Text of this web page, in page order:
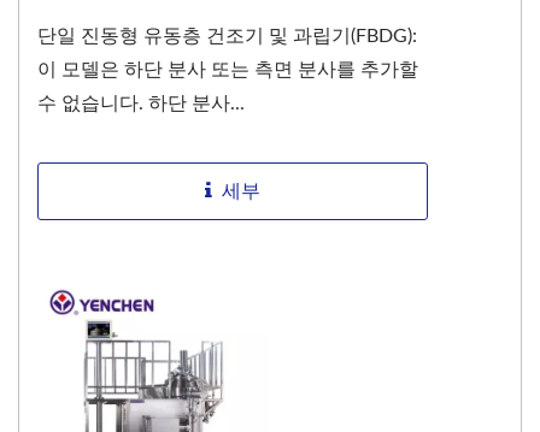
단일 진동형 유동층 건조기 및 과립기(FBDG):
이 모델은 하단 분사 또는 측면 분사를 추가할
수 없습니다. 하단 분사...
세부